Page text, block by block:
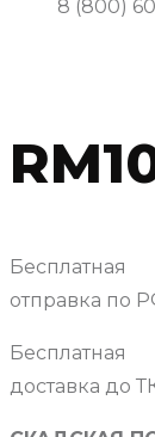
8 (800)
Бесплатная
отправка по
Бесплатная
доставка до